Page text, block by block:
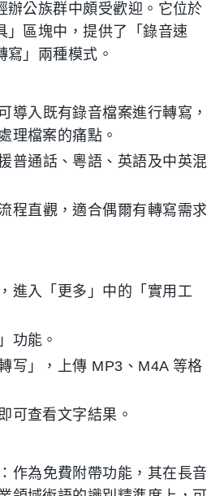
辦公族群中頗受歡迎。它位於
」區塊中，提供了「錄音速
寫」兩種模式。
可導入既有錄音檔案進行轉寫，
理檔案的痛點。
普通話、粵語、英語及中英混
程直觀，適合偶爾有轉寫需求
進入「更多」中的「實用工
功能。
写」，上傳 MP3、M4A 等格
可查看文字結果。
：作為免費附帶功能，其在長音